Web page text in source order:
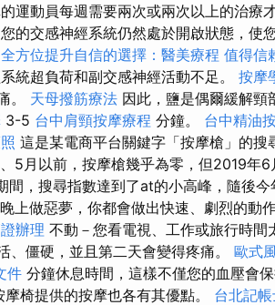
運動員每週需要兩次或兩次以上的治療
的交感神經系統仍然處於開啟狀態，使
全方位提升自信的選擇：醫美療程 值得信
統超負荷和副交感神經活動不足。 按摩
。 天母撥筋療法 因此，鹽是偶爾緩解頸
3-5 台中肩頸按摩療程 分鐘。 台中精油
這是某電商平台關鍵字「按摩槍」的搜
5月以前，按摩槍幾乎為零，但2019年
間，搜尋指數達到了at的小高峰，隨後今
上做惡夢，你都會做出快速、劇烈的動
辦理 不動－您看電視、工作或旅行時間
、僵硬，並且第二天會變得疼痛。 歐式
件 分鐘休息時間，這樣不僅您的血壓會
椅提供的按摩也各有其優點。 台北記